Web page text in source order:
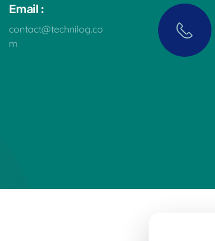
Email :
contact@technilog.co
m